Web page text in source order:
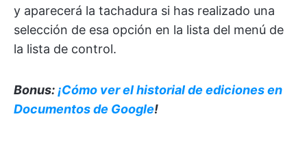
y aparecerá la tachadura si has realizado una
selección de esa opción en la lista del menú de
la lista de control.
Bonus: ¡Cómo ver el historial de ediciones en
Documentos de Google!